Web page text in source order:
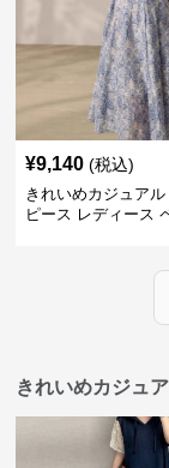
¥9,140 (税込)
きれいめカジュア
ピース レディース
きれいめカジュ